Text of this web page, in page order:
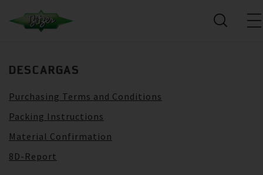
DESCARGAS
Purchasing Terms and Conditions
Packing Instructions
Material Confirmation
8D-Report